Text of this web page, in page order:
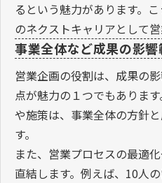
るという魅力があります。
のネクストキャリアとして
事業全体など成果の影
営業企画の役割は、成果の
点が魅力の１つでもありま
や施策は、事業全体の方針
す。
また、営業プロセスの最適
直結します。例えば、10人